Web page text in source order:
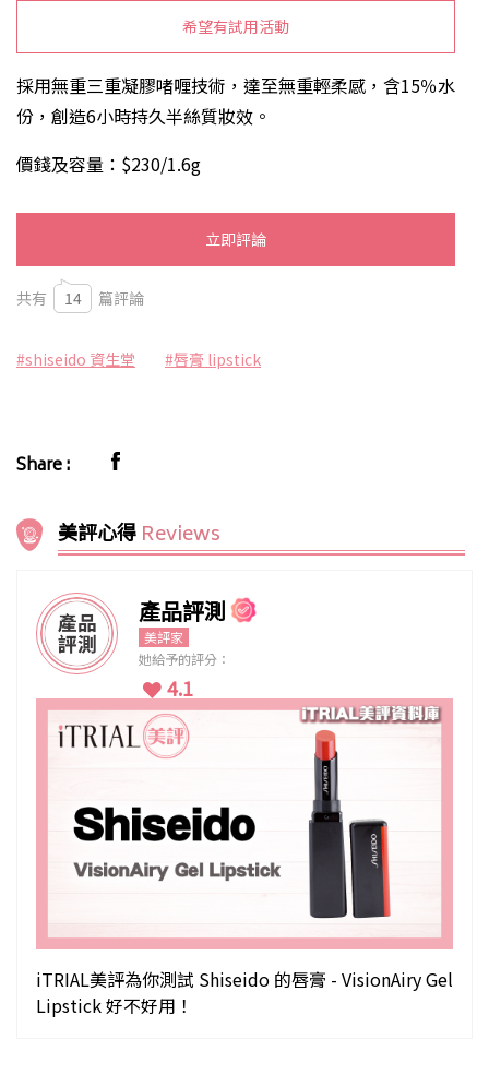
希望有試用活動
採用無重三重凝膠啫喱技術，達至無重輕柔感，含15％水
份，創造6小時持久半絲質妝效。
價錢及容量： $230/1.6g
立即評論
共有 14 篇評論
#shiseido 資生堂 #唇膏 lipstick
Share :
美評心得 Reviews
產品評測
美評家
她給予的評分：
4.1
iTRIAL美評為你測試 Shiseido 的唇膏 - VisionAiry Gel
Lipstick 好不好用！